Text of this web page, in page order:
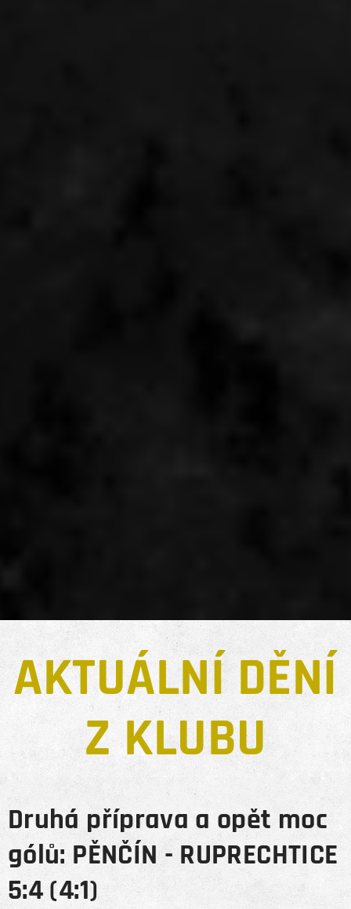
AKTUÁLNÍ DĚNÍ
Z KLUBU
Druhá příprava a opět moc
gólů: PĚNČÍN - RUPRECHTICE
5:4 (4:1)